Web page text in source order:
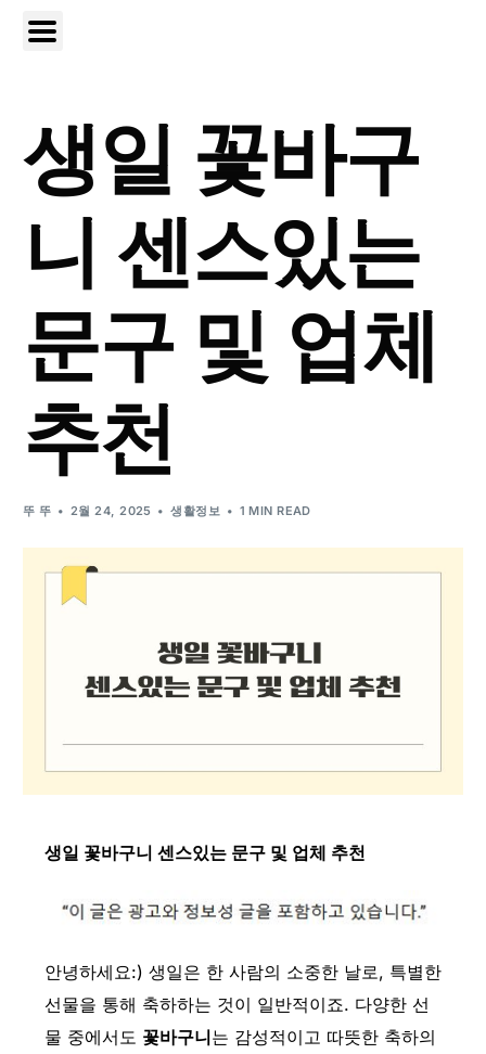
생일 꽃바구
니 센스있는
문구 및 업체
추천
뚜 뚜 2월 24, 2025 생활정보 1 MIN READ
생일 꽃바구니 센스있는 문구 및 업체 추천
안녕하세요:) 생일은 한 사람의 소중한 날로, 특별한
선물을 통해 축하하는 것이 일반적이죠. 다양한 선
물 중에서도 꽃바구니는 감성적이고 따뜻한 축하의